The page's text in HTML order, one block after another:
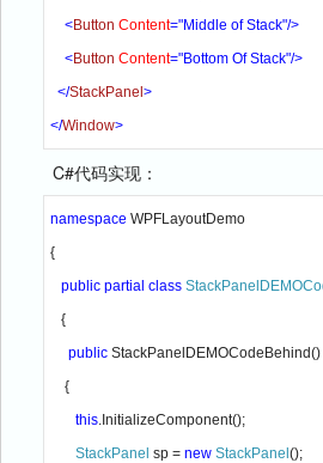
    <
Button Content="Middle of Stack"/>
    <
Button Content="Bottom Of Stack"/>
  </
StackPanel>
</Window>
C#代码实现：
namespace WPFLayoutDemo
{
public partial class
{
public StackPanelDEMOCodeBehind()
    {
this .InitializeComponent();
StackPanel sp = new StackPanel();